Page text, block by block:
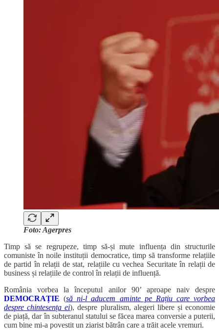
Foto: Agerpres
Timp să se regrupeze, timp să-și mute influența din structurile
comuniste în noile instituții democratice, timp să transforme relațiile
de partid în relații de stat, relațiile cu vechea Securitate în relații de
business și relațiile de control în relații de influență.
România vorbea la începutul anilor 90’ aproape naiv despre
DEMOCRAȚIE (să ni-l aducem aminte pe Rațiu care vorbea
despre chintesența ei), despre pluralism, alegeri libere și economie
de piață, dar în subteranul statului se făcea marea conversie a puterii,
cum bine mi-a povestit un ziarist bătrân care a trăit acele vremuri.